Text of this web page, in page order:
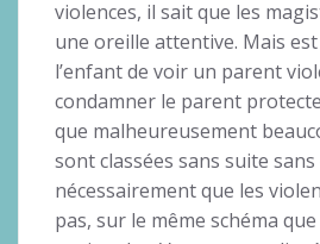
violences, il sait que les
une oreille attentive. Mais est
l’enfant de voir un parent
condamner le parent
que malheureusement
sont classées sans suite
nécessairement que les
pas, sur le même schéma